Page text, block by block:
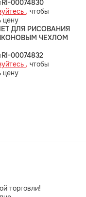
RI-00074830
, чтобы
цену
ДЛЯ РИСОВАНИЯ
ЧЕХЛОМ
RI-00074832
, чтобы
цену
торговли!